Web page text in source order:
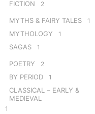
FICTION 2
MYTHS & FAIRY TALES 1
MYTHOLOGY 1
SAGAS 1
POETRY 2
BY PERIOD 1
CLASSICAL – EARLY &
MEDIEVAL
1